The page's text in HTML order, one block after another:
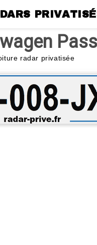
radar privatisée